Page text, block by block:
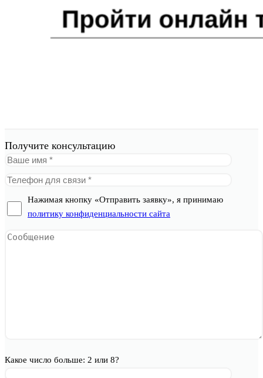
Получите консультацию
Нажимая кнопку «Отправить заявку», я принимаю
политику конфиденциальности сайта
Какое число больше: 2 или 8?